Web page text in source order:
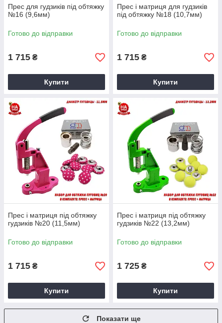
Прес для гудзиків під обтяжку
№16 (9,6мм)
Готово до відправки
1 715 ₴
Купити
Прес і матриця для гудзиків
під обтяжку №18 (10,7мм)
Готово до відправки
1 715 ₴
Купити
Прес і матриця під обтяжку
гудзиків №20 (11,5мм)
Готово до відправки
1 715 ₴
Купити
Прес і матриця під обтяжку
гудзиків №22 (13,2мм)
Готово до відправки
1 725 ₴
Купити
Показати ще